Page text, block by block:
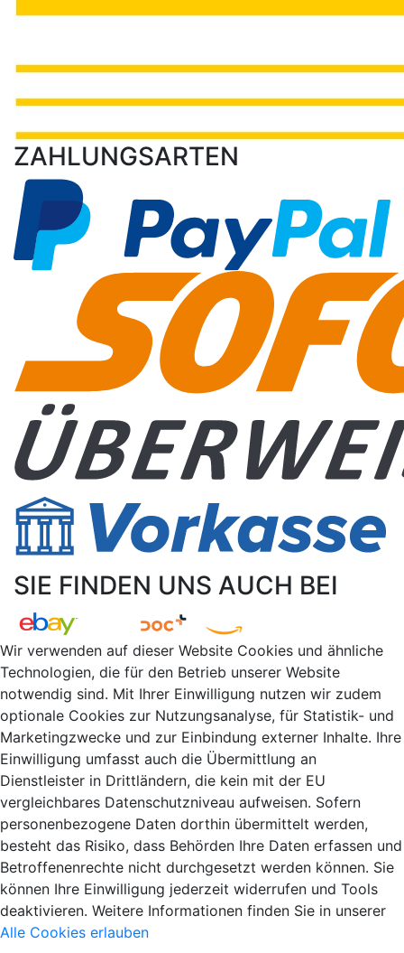
ZAHLUNGSARTEN
SIE FINDEN UNS AUCH BEI
Wir verwenden auf dieser Website Cookies und ähnliche
Technologien, die für den Betrieb unserer Website
notwendig sind. Mit Ihrer Einwilligung nutzen wir zudem
optionale Cookies zur Nutzungsanalyse, für Statistik- und
Marketingzwecke und zur Einbindung externer Inhalte. Ihre
Einwilligung umfasst auch die Übermittlung an
Dienstleister in Drittländern, die kein mit der EU
vergleichbares Datenschutzniveau aufweisen. Sofern
personenbezogene Daten dorthin übermittelt werden,
besteht das Risiko, dass Behörden Ihre Daten erfassen und
Betroffenenrechte nicht durchgesetzt werden können. Sie
können Ihre Einwilligung jederzeit widerrufen und Tools
deaktivieren. Weitere Informationen finden Sie in unserer
Alle Cookies erlauben